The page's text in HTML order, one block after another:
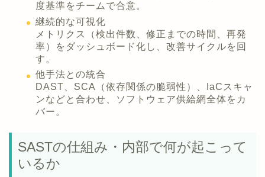
度基準をチームで合意。
継続的な可視化
メトリクス（検出件数、修正までの時間、再発
率）をダッシュボード化し、改善サイクルを回
す。
他手法との統合
DAST、SCA（依存関係の脆弱性）、IaCスキャ
ンなどと合わせ、ソフトウェア供給網全体をカ
バー。
SASTの仕組み・内部で何が起こって
いるか